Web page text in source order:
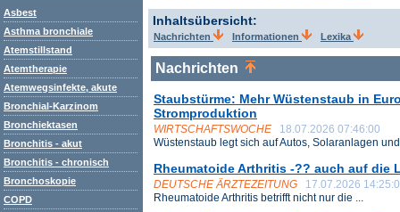
Inhaltsübersicht:
Nachrichten Informationen Lexika
Nachrichten
Staubstürme: Mehr Wüstenstaub in
Stromproduktion
WIRTSCHAFTSWOCHE
18.07.2026 07:46:00
Wüstenstaub legt sich auf Autos, Solaranlagen
Rheumatoide Arthritis -?? auch auf die
DEUTSCHE ÄRZTEZEITUNG
17.07.2026
Rheumatoide Arthritis betrifft nicht nur die ...
Asbest
Asthma bronchiale
Atemstillstand
Atemtherapie
Atemwegsinfekte, akute
Bronchial-Karzinom
Bronchiektasen
Bronchitis - akut
Bronchitis - chronisch
Bronchoskopie
COPD